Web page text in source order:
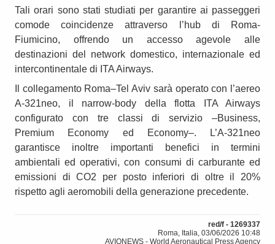
Tali orari sono stati studiati per garantire ai passeggeri
comode coincidenze attraverso l’hub di Roma-
Fiumicino, offrendo un accesso agevole alle
destinazioni del network domestico, internazionale ed
intercontinentale di ITA Airways.
Il collegamento Roma–Tel Aviv sarà operato con l’aereo
A-321neo, il narrow-body della flotta ITA Airways
configurato con tre classi di servizio –Business,
Premium Economy ed Economy–. L’A-321neo
garantisce inoltre importanti benefici in termini
ambientali ed operativi, con consumi di carburante ed
emissioni di CO2 per posto inferiori di oltre il 20%
rispetto agli aeromobili della generazione precedente.
red/f - 1269337
Roma, Italia, 03/06/2026 10:48
AVIONEWS - World Aeronautical Press Agency